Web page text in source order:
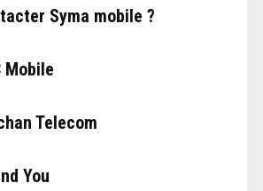
Syma mobile ?
Mobile
Telecom
You